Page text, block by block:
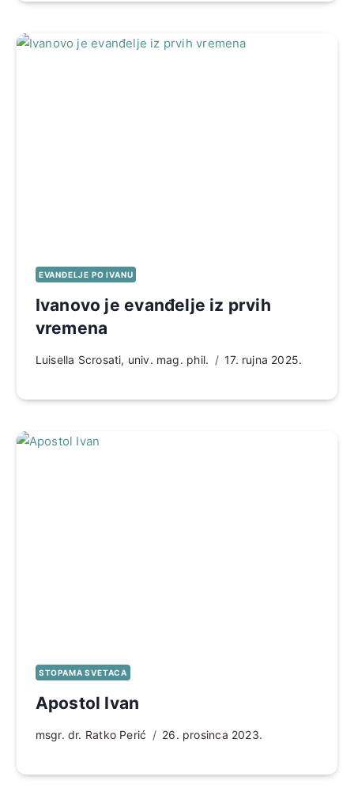
EVANĐELJE PO IVANU
Ivanovo je evanđelje iz prvih
vremena
Luisella Scrosati, univ. mag. phil. 17. rujna 2025.
STOPAMA SVETACA
Apostol Ivan
msgr. dr. Ratko Perić 26. prosinca 2023.